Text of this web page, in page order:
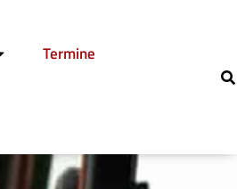
Termine